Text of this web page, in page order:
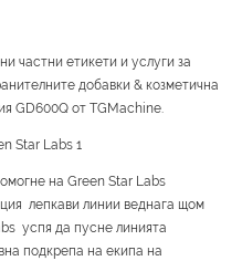
частни етикети и услуги за
добавки & козметична
GD600Q от TGMachine.
на Green Star Labs
лепкави линии веднага щом
успя да пусне линията
подкрепа на екипа на